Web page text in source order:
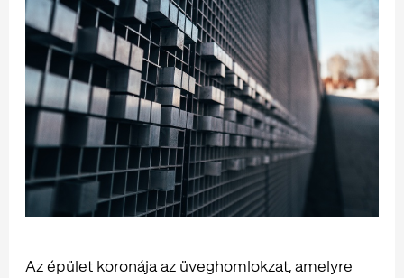
Az épület koronája az üveghomlokzat, amelyre